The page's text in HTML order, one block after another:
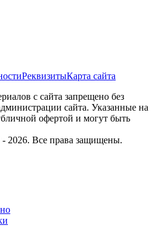
РеквизитыКарта сайта
с сайта запрещено без
сайта. Указанные на
офертой и могут быть
Все права защищены.